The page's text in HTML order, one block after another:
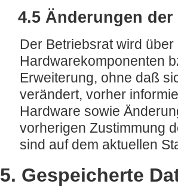
4.5 Änderungen
Der Betriebsrat wird
Hardwarekomponenten
Erweiterung, ohne daß
verändert, vorher
Hardware sowie
vorherigen Zustimmung
sind auf dem aktuellen
5. Gespeicherte